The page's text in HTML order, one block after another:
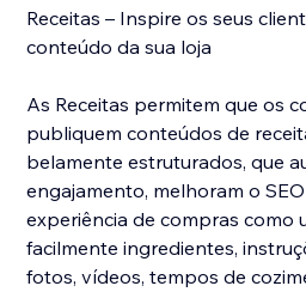
Receitas – Inspire os seus
conteúdo da sua loja
As Receitas permitem que os
publiquem conteúdos de
belamente estruturados, que
engajamento, melhoram o
experiência de compras como
facilmente ingredientes,
fotos, vídeos, tempos de